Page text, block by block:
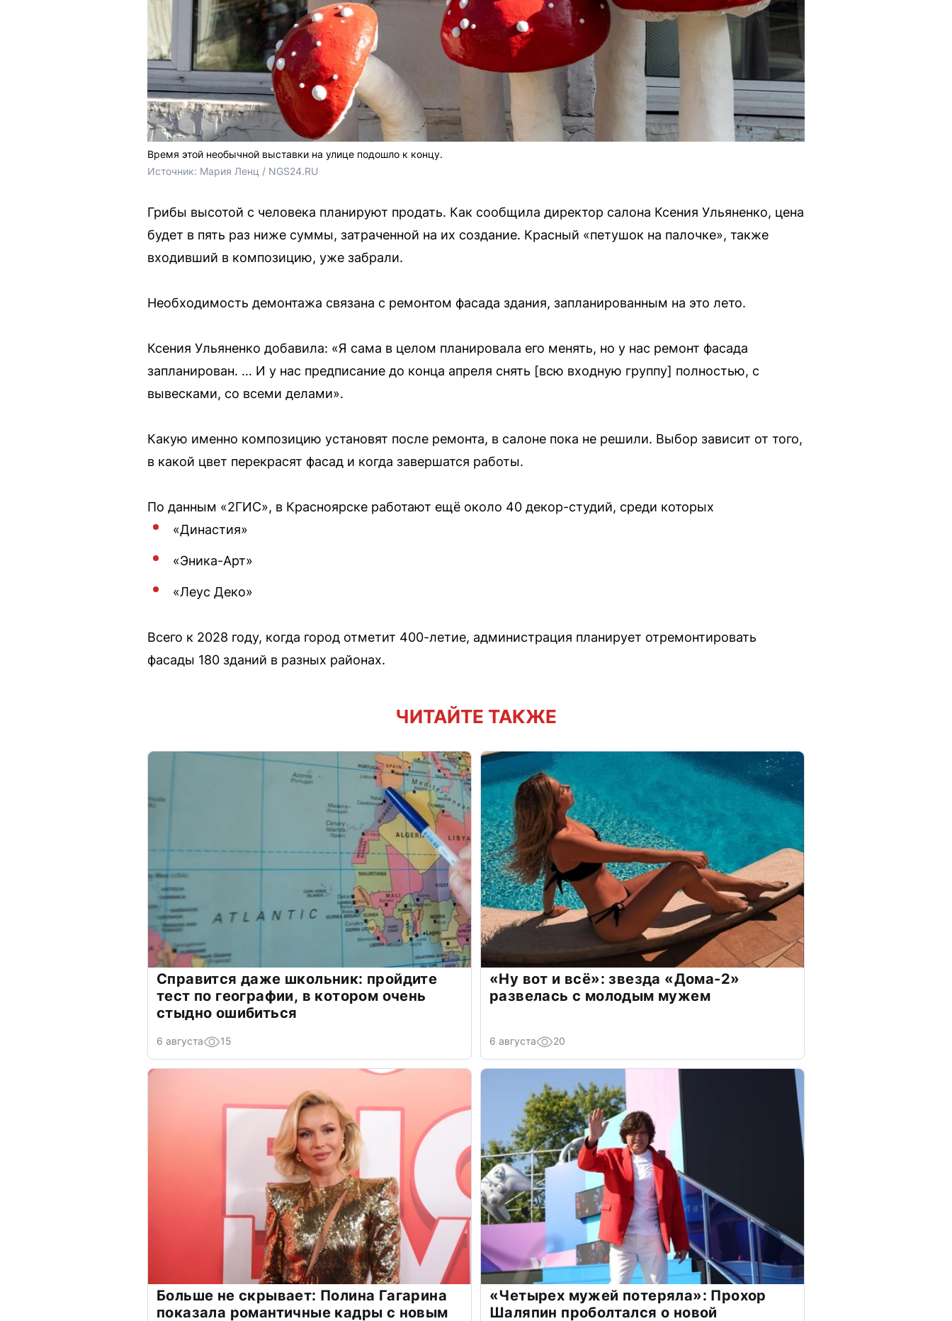
Время этой необычной выставки на улице подошло к концу.
Источник: Мария Ленц / NGS24.RU
Грибы высотой с человека планируют продать. Как сообщила директор салона Ксения Ульяненко, цена
будет в пять раз ниже суммы, затраченной на их создание. Красный «петушок на палочке», также
входивший в композицию, уже забрали.
Необходимость демонтажа связана с ремонтом фасада здания, запланированным на это лето.
Ксения Ульяненко добавила: «Я сама в целом планировала его менять, но у нас ремонт фасада
запланирован. … И у нас предписание до конца апреля снять [всю входную группу] полностью, с
вывесками, со всеми делами».
Какую именно композицию установят после ремонта, в салоне пока не решили. Выбор зависит от того,
в какой цвет перекрасят фасад и когда завершатся работы.
По данным «2ГИС», в Красноярске работают ещё около 40 декор-студий, среди которых
«Династия»
«Эника-Арт»
«Леус Деко»
Всего к 2028 году, когда город отметит 400-летие, администрация планирует отремонтировать
фасады 180 зданий в разных районах.
ЧИТАЙТЕ ТАКЖЕ
Справится даже школьник: пройдите
тест по географии, в котором очень
стыдно ошибиться
6 августа 15
«Ну вот и всё»: звезда «Дома-2»
развелась с молодым мужем
6 августа 20
Больше не скрывает: Полина Гагарина
показала романтичные кадры с новым
«Четырех мужей потеряла»: Прохор
Шаляпин проболтался о новой